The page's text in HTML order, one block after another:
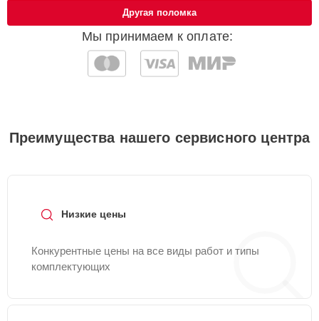
Мы принимаем к оплате:
Другая поломка
Преимущества нашего сервисного центра
Низкие цены
Конкурентные цены на все виды работ и типы
комплектующих